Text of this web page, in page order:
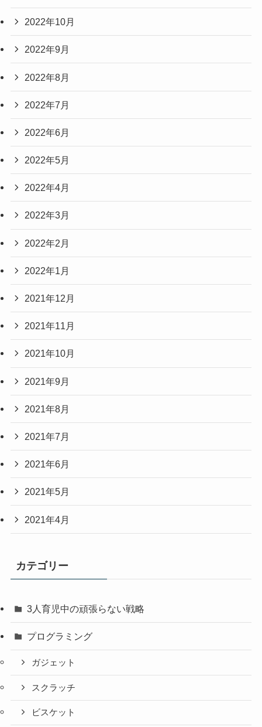
2022年10月
2022年9月
2022年8月
2022年7月
2022年6月
2022年5月
2022年4月
2022年3月
2022年2月
2022年1月
2021年12月
2021年11月
2021年10月
2021年9月
2021年8月
2021年7月
2021年6月
2021年5月
2021年4月
カテゴリー
3人育児中の頑張らない戦略
プログラミング
ガジェット
スクラッチ
ビスケット